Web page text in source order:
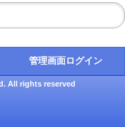
管理画面ログイン
All rights reserved